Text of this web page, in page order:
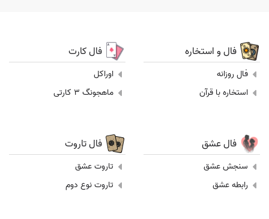
فال و استخاره
فال روزانه
استخاره با قرآن
فال کارت
اوراکل
ماهجونگ 3 کارتی
فال عشق
سنجش عشق
رابطه عشق
فال تاروت
تاروت عشق
تاروت نوع دوم